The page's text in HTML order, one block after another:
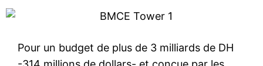
Pour un budget de plus de 3 milliards de DH